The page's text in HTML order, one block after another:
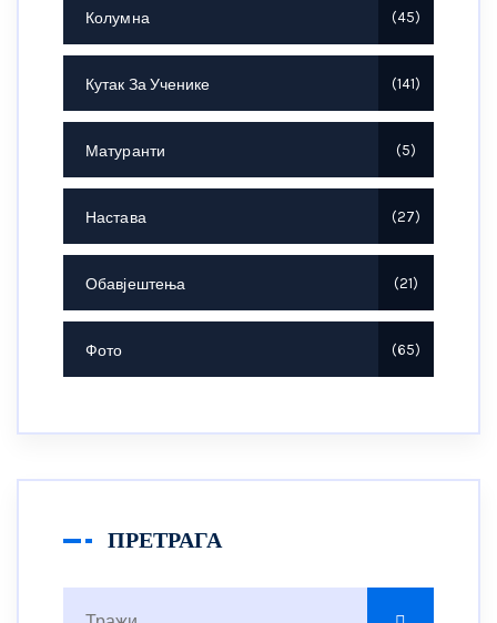
Колумна 45
Кутак За Ученике 141
Матуранти 5
Настава 27
Обавјештења 21
Фото 65
ПРЕТРАГА